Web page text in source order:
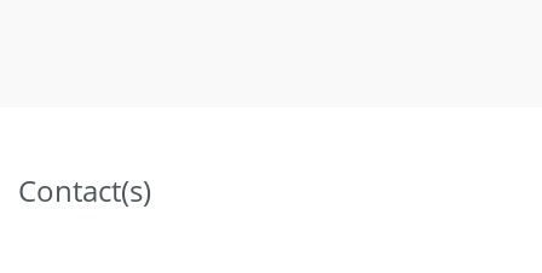
Contact(s)